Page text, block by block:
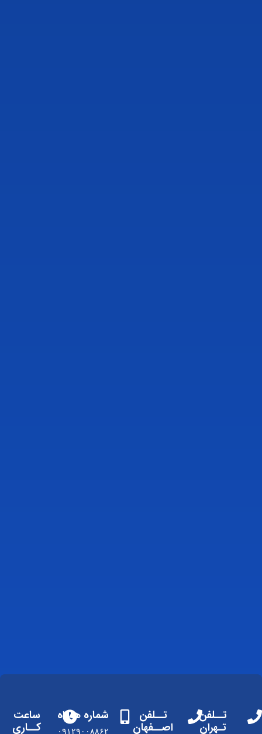
تــلفن
تـهران
تــلفن
اصــفهان
شماره همراه
۰۹۱۲۹۰۰۸۸۶۲
ساعت
کــاری